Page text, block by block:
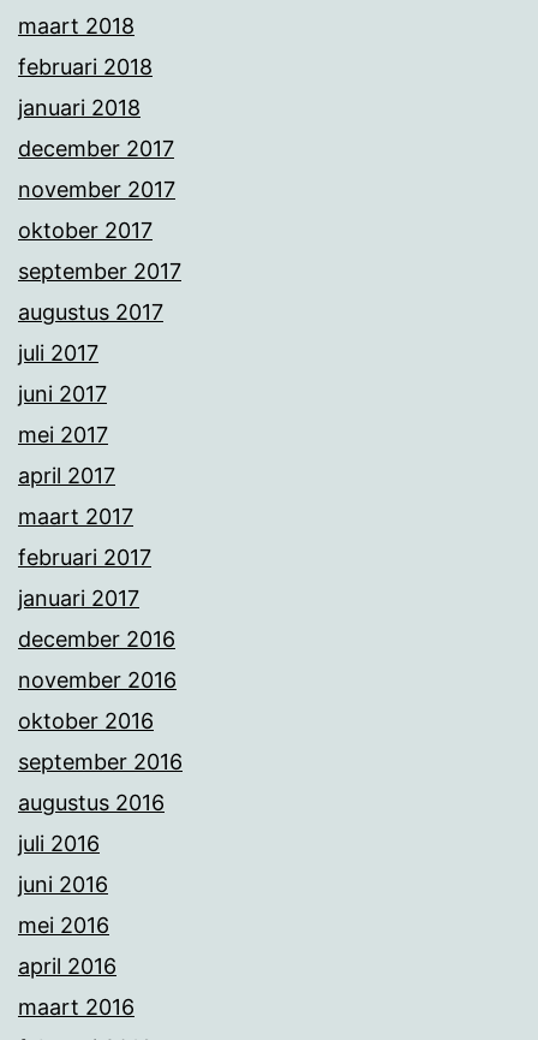
maart 2018
februari 2018
januari 2018
december 2017
november 2017
oktober 2017
september 2017
augustus 2017
juli 2017
juni 2017
mei 2017
april 2017
maart 2017
februari 2017
januari 2017
december 2016
november 2016
oktober 2016
september 2016
augustus 2016
juli 2016
juni 2016
mei 2016
april 2016
maart 2016